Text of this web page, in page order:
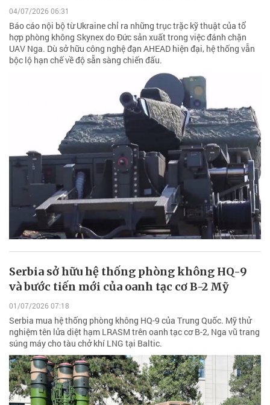
04/07/2026 06:31
Báo cáo nội bộ từ Ukraine chỉ ra những trục trặc kỹ thuật của tổ
hợp phòng không Skynex do Đức sản xuất trong việc đánh chặn
UAV Nga. Dù sở hữu công nghệ đạn AHEAD hiện đại, hệ thống vẫn
bộc lộ hạn chế về độ sẵn sàng chiến đấu.
Serbia sở hữu hệ thống phòng không HQ-9
và bước tiến mới của oanh tạc cơ B-2 Mỹ
01/07/2026 07:18
Serbia mua hệ thống phòng không HQ-9 của Trung Quốc. Mỹ thử
nghiệm tên lửa diệt hạm LRASM trên oanh tạc cơ B-2, Nga vũ trang
súng máy cho tàu chở khí LNG tại Baltic.